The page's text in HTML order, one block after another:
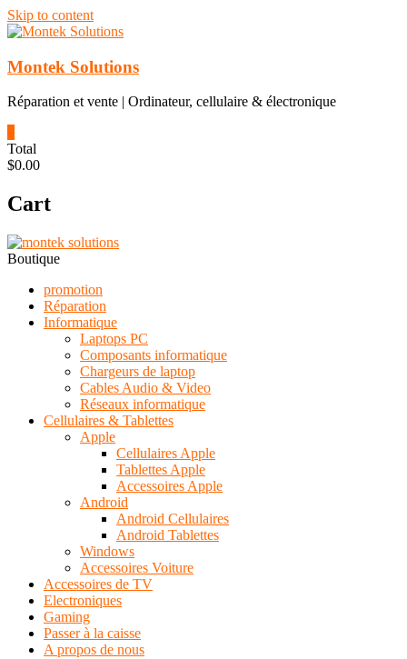
Skip to content
Montek Solutions
Réparation et vente | Ordinateur, cellulaire & électronique
Total
$0.00
Cart
Boutique
promotion
Réparation
Informatique
Laptops PC
Composants informatique
Chargeurs de laptop
Cables Audio & Video
Réseaux informatique
Cellulaires & Tablettes
Apple
Cellulaires Apple
Tablettes Apple
Accessoires Apple
Android
Android Cellulaires
Android Tablettes
Windows
Accessoires Voiture
Accessoires de TV
Electroniques
Gaming
Passer à la caisse
A propos de nous